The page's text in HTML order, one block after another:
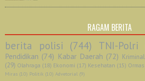
RAGAM BERITA
berita polisi (744) TNI-Polri
Pendidikan (74) Kabar Daerah (72) Kriminal
(29) Olahraga (18) Ekonomi (17) Kesehatan (15) Ormas
Miras (10) Politik (10) Advetorial (9)